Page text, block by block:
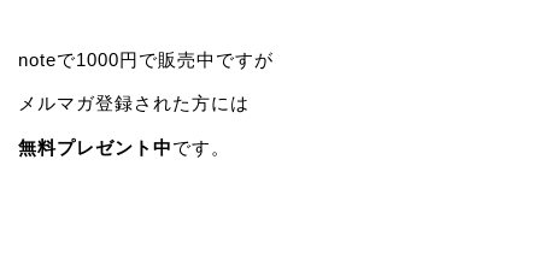
noteで1000円で販売中ですが
メルマガ登録された方には
無料プレゼント中です。